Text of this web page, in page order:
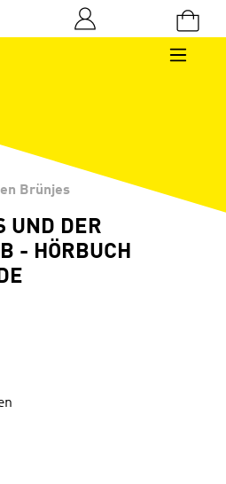
hast 0 Produkte auf dem Merkzettel
Brünjes
UND DER
- HÖRBUCH